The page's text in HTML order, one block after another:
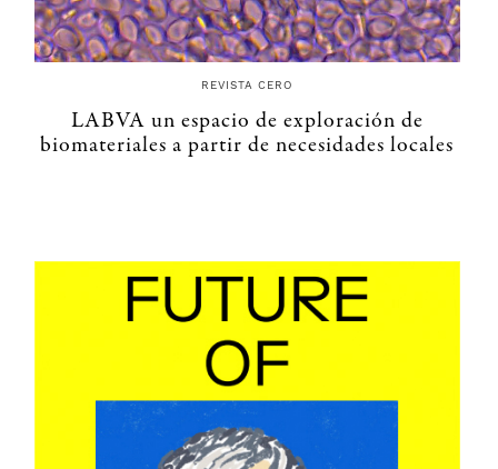
REVISTA CERO
LABVA un espacio de exploración de
biomateriales a partir de necesidades locales